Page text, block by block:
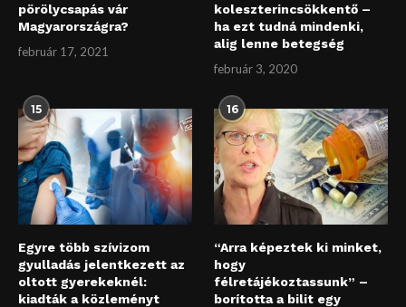
pörölycsapás vár
Magyarországra?
február 17, 2021
koleszterincsökkentő –
ha ezt tudná mindenki,
alig lenne betegség
február 3, 2020
15
Egyre több szívizom
gyulladás jelentkezett az
oltott gyerekeknél:
kiadták a közleményt
16
“Arra képeztek ki minket,
hogy
félretájékoztassunk” –
borította a bilit egy